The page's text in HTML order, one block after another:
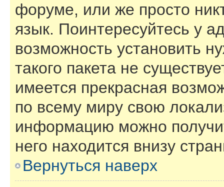
форуме, или же просто
язык. Поинтересуйтесь у
возможность установить
такого пакета не
имеется прекрасная
по всему миру свою
информацию можно
него находится внизу
Вернуться наверх